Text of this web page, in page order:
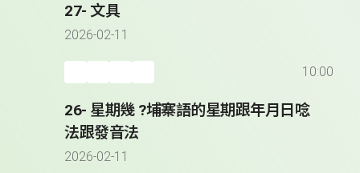
27- 文具
2026-02-11
10:00
26- 星期幾 ?埔寨語的星期跟年月日唸
法跟發音法
2026-02-11